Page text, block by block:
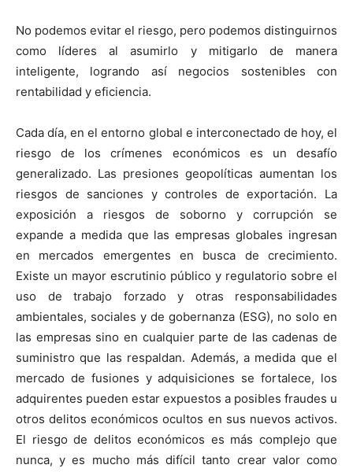
No podemos evitar el riesgo, pero podemos distinguirnos
como líderes al asumirlo y mitigarlo de manera
inteligente, logrando así negocios sostenibles con
rentabilidad y eficiencia.
Cada día, en el entorno global e interconectado de hoy, el
riesgo de los crímenes económicos es un desafío
generalizado. Las presiones geopolíticas aumentan los
riesgos de sanciones y controles de exportación. La
exposición a riesgos de soborno y corrupción se
expande a medida que las empresas globales ingresan
en mercados emergentes en busca de crecimiento.
Existe un mayor escrutinio público y regulatorio sobre el
uso de trabajo forzado y otras responsabilidades
ambientales, sociales y de gobernanza (ESG), no solo en
las empresas sino en cualquier parte de las cadenas de
suministro que las respaldan. Además, a medida que el
mercado de fusiones y adquisiciones se fortalece, los
adquirentes pueden estar expuestos a posibles fraudes u
otros delitos económicos ocultos en sus nuevos activos.
El riesgo de delitos económicos es más complejo que
nunca, y es mucho más difícil tanto crear valor como